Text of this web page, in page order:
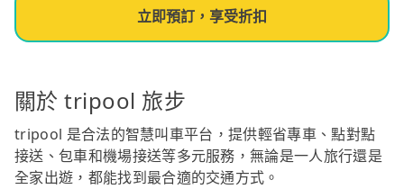
立即預訂，享受折扣
關於 tripool 旅步
tripool 是合法的智慧叫車平台，提供輕省專車、點對點
接送、包車和機場接送等多元服務，無論是一人旅行還是
全家出遊，都能找到最合適的交通方式。